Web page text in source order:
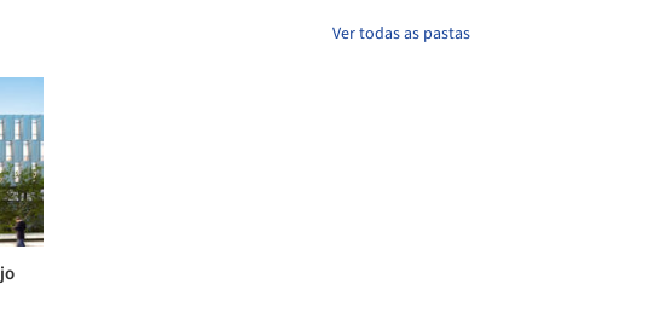
Ver todas as pastas